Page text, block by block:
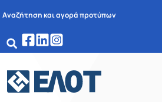
Αναζήτηση και αγορά προτύπων